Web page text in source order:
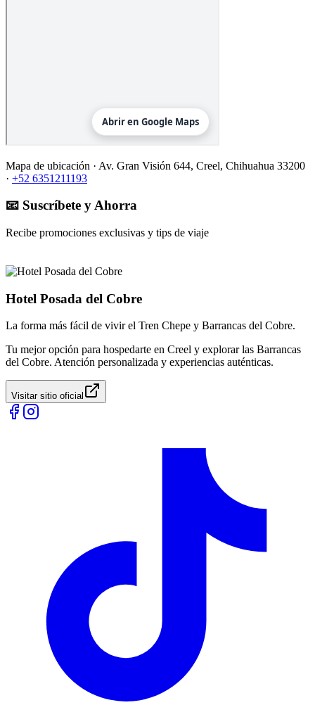
Mapa de ubicación · Av. Gran Visión 644, Creel, Chihuahua 33200
· +52 6351211193
📧 Suscríbete y Ahorra
Recibe promociones exclusivas y tips de viaje
Hotel Posada del Cobre
La forma más fácil de vivir el Tren Chepe y Barrancas del Cobre.
Tu mejor opción para hospedarte en Creel y explorar las Barrancas
del Cobre. Atención personalizada y experiencias auténticas.
Visitar sitio oficial